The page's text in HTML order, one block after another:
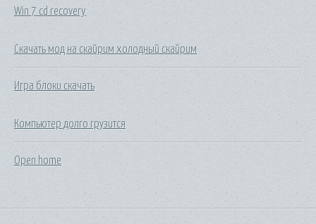
Win 7 cd recovery
Скачать мод на скайрим холодный скайрим
Игра блоки скачать
Компьютер долго грузится
Open home